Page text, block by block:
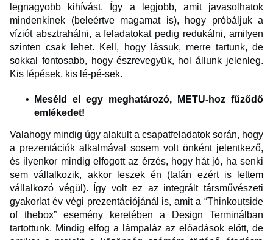
legnagyobb kihívást. Így a legjobb, amit javasolhatok
mindenkinek (beleértve magamat is), hogy próbáljuk a
víziót absztrahálni, a feladatokat pedig redukálni, amilyen
szinten csak lehet. Kell, hogy lássuk, merre tartunk, de
sokkal fontosabb, hogy észrevegyük, hol állunk jelenleg.
Kis lépések, kis lé-pé-sek.
Meséld el egy meghatározó, METU-hoz fűződő
emlékedet!
Valahogy mindig úgy alakult a csapatfeladatok során, hogy
a prezentációk alkalmával sosem volt önként jelentkező,
és ilyenkor mindig elfogott az érzés, hogy hát jó, ha senki
sem vállalkozik, akkor leszek én (talán ezért is lettem
vállalkozó végül). Így volt ez az integrált társművészeti
gyakorlat év végi prezentációjánál is, amit a “Thinkoutside
of thebox” esemény keretében a Design Terminálban
tartottunk. Mindig elfog a lámpaláz az előadások előtt, de